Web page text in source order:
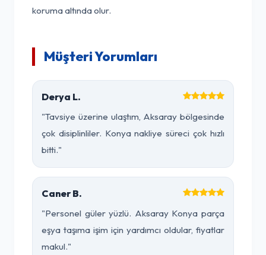
koruma altında olur.
Müşteri Yorumları
Derya L.
"Tavsiye üzerine ulaştım, Aksaray bölgesinde
çok disiplinliler. Konya nakliye süreci çok hızlı
bitti."
Caner B.
"Personel güler yüzlü. Aksaray Konya parça
eşya taşıma işim için yardımcı oldular, fiyatlar
makul."